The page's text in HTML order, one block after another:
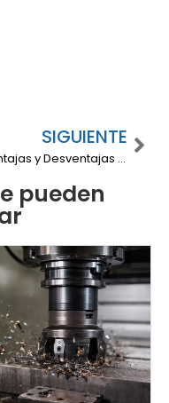
SIGUIENTE
5 Ventajas y Desventajas del CNC: Lo que Debes Saber para Optimizar tu Taller
pueden